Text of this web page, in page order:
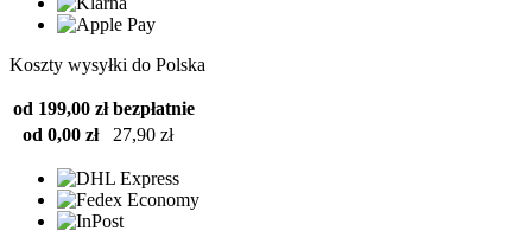
Koszty wysyłki do Polska
od 199,00 zł bezpłatnie
od 0,00 zł
27,90 zł